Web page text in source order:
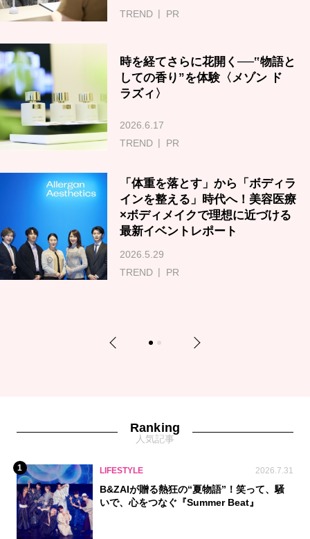
TREND
PR
時を経てさらに花開く──‟物語と
しての香り”を体験〈メゾン ド
ラズィ〉
2026.6.17
TREND
PR
「体重を落とす」から「ボディラ
インを整える」時代へ！美容医療
×ボディメイクで理想に近づける
最新イベントレポート
2026.5.29
TREND
PR
Previous 1 2 Next
Ranking
人気記事
1 LIFESTYLE 2026.7.31
B&ZAIが贈る熱狂の“夏物語”！笑って、騒
いで、心をつなぐ『Summer Beat』